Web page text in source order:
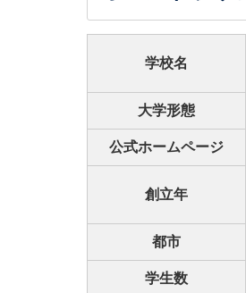
学校名
大学形態
公式ホームページ
創立年
都市
学生数